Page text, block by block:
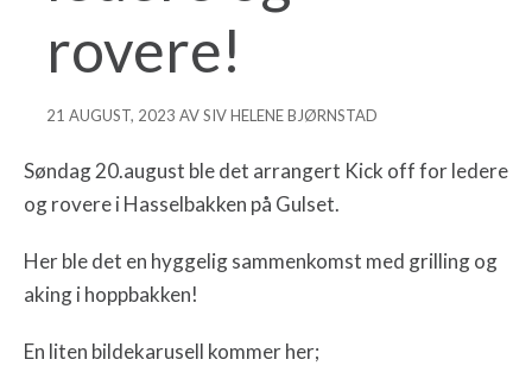
rovere!
21 AUGUST, 2023 AV SIV HELENE BJØRNSTAD
Søndag 20.august ble det arrangert Kick off for ledere
og rovere i Hasselbakken på Gulset.
Her ble det en hyggelig sammenkomst med grilling og
aking i hoppbakken!
En liten bildekarusell kommer her;